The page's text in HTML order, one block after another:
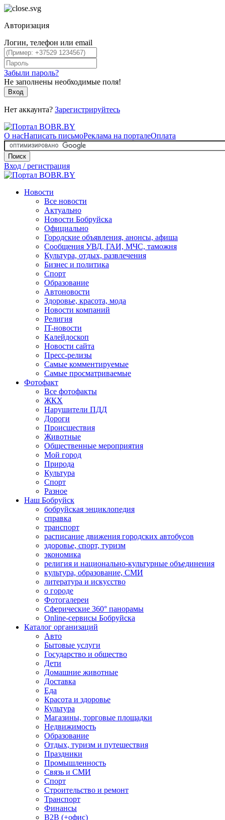
Авторизация
Логин, телефон или email
Забыли пароль?
Не заполнены необходимые поля!
Вход
Нет аккаунта? Зарегистрируйтесь
О насНаписать письмоРеклама на порталеОплата
Поиск
Вход / регистрация
Новости
Все новости
Актуально
Новости Бобруйска
Официально
Городские объявления, анонсы, афиша
Сообщения УВД, ГАИ, МЧС, таможня
Культура, отдых, развлечения
Бизнес и политика
Спорт
Образование
Автоновости
Здоровье, красота, мода
Новости компаний
Религия
IT-новости
Калейдоскоп
Новости сайта
Пресс-релизы
Самые комментируемые
Самые просматриваемые
Фотофакт
Все фотофакты
ЖКХ
Нарушители ПДД
Дороги
Происшествия
Животные
Общественные мероприятия
Мой город
Природа
Культура
Спорт
Разное
Наш Бобруйск
бобруйская энциклопедия
справка
транспорт
расписание движения городских автобусов
здоровье, спорт, туризм
экономика
религия и национально-культурные объединения
культура, образование, СМИ
литература и искусство
о городе
Фотогалереи
Сферические 360° панорамы
Online-сервисы Бобруйска
Каталог организаций
Авто
Бытовые услуги
Государство и общество
Дети
Домашние животные
Доставка
Еда
Красота и здоровье
Культура
Магазины, торговые площадки
Недвижимость
Образование
Отдых, туризм и путешествия
Праздники
Промышленность
Связь и СМИ
Спорт
Строительство и ремонт
Транспорт
Финансы
B2B (+офис)